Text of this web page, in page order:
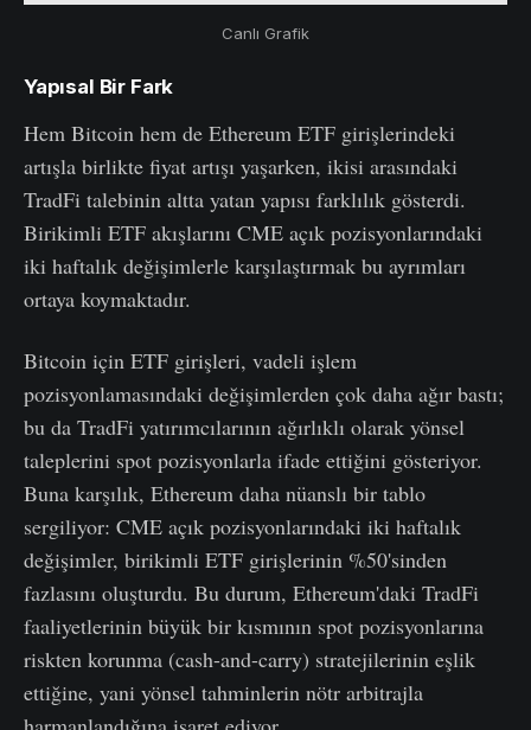
Canlı Grafik
Yapısal Bir Fark
Hem Bitcoin hem de Ethereum ETF girişlerindeki
artışla birlikte fiyat artışı yaşarken, ikisi arasındaki
TradFi talebinin altta yatan yapısı farklılık gösterdi.
Birikimli ETF akışlarını CME açık pozisyonlarındaki
iki haftalık değişimlerle karşılaştırmak bu ayrımları
ortaya koymaktadır.
Bitcoin için ETF girişleri, vadeli işlem
pozisyonlamasındaki değişimlerden çok daha ağır bastı;
bu da TradFi yatırımcılarının ağırlıklı olarak yönsel
taleplerini spot pozisyonlarla ifade ettiğini gösteriyor.
Buna karşılık, Ethereum daha nüanslı bir tablo
sergiliyor: CME açık pozisyonlarındaki iki haftalık
değişimler, birikimli ETF girişlerinin %50'sinden
fazlasını oluşturdu. Bu durum, Ethereum'daki TradFi
faaliyetlerinin büyük bir kısmının spot pozisyonlarına
riskten korunma (cash-and-carry) stratejilerinin eşlik
ettiğine, yani yönsel tahminlerin nötr arbitrajla